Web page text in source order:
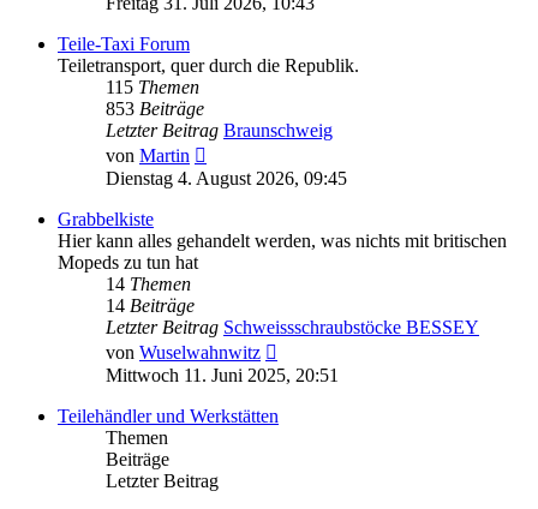
Teile-Taxi Forum
Teiletransport, quer durch die Republik.
115 Themen
853 Beiträge
Letzter Beitrag Braunschweig
von Martin
Beitrag
Dienstag 4. August 2026, 09:45
Grabbelkiste
Hier kann alles gehandelt werden, was nichts mit britischen
Mopeds zu tun hat
14 Themen
14 Beiträge
Letzter Beitrag Schweissschraubstöcke BESSEY
von Wuselwahnwitz
Beitrag
Mittwoch 11. Juni 2025, 20:51
Teilehändler und Werkstätten
Themen
Beiträge
Letzter Beitrag